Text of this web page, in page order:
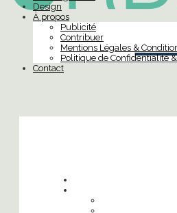
Design
À propos
Publicité
Contribuer
Mentions Légales &
Politique de Confidentialité
Contact